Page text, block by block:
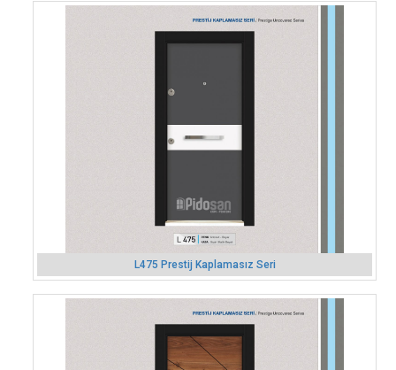
L475 Prestij Kaplamasız Seri